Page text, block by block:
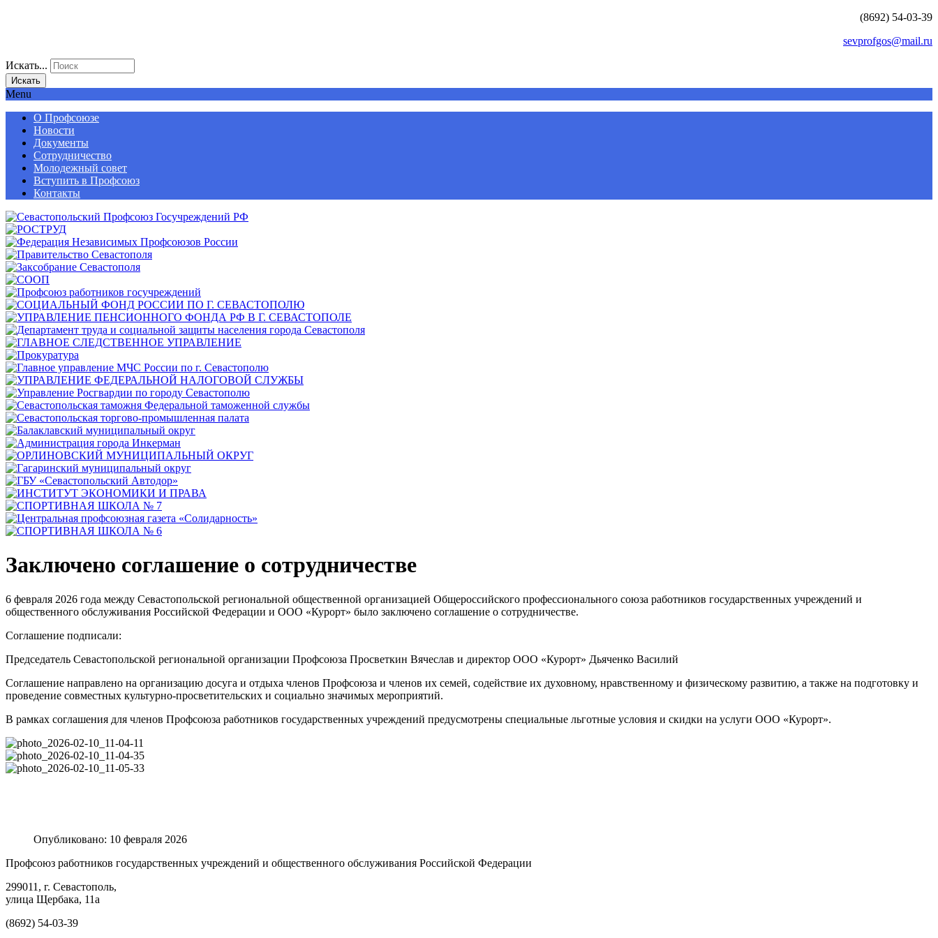
(8692) 54-03-39
sevprofgos@mail.ru
Искать...
Искать
Menu
О Профсоюзе
Новости
Документы
Сотрудничество
Молодежный совет
Вступить в Профсоюз
Контакты
Заключено соглашение о сотрудничестве
6 февраля 2026 года между Севастопольской региональной общественной организацией Общероссийского профессионального союза работников государственных учреждений и
общественного обслуживания Российской Федерации и ООО «Курорт» было заключено соглашение о сотрудничестве.
Соглашение подписали:
Председатель Севастопольской региональной организации Профсоюза Просветкин Вячеслав и директор ООО «Курорт» Дьяченко Василий
Соглашение направлено на организацию досуга и отдыха членов Профсоюза и членов их семей, содействие их духовному, нравственному и физическому развитию, а также на подготовку и
проведение совместных культурно-просветительских и социально значимых мероприятий.
В рамках соглашения для членов Профсоюза работников государственных учреждений предусмотрены специальные льготные условия и скидки на услуги ООО «Курорт».
Опубликовано: 10 февраля 2026
Профсоюз работников государственных учреждений и общественного обслуживания Российской Федерации
299011, г. Севастополь,
улица Щербака, 11а
(8692) 54-03-39